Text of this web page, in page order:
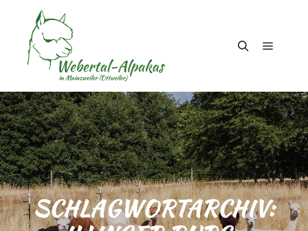
SCHLAGWORTARCHIV: